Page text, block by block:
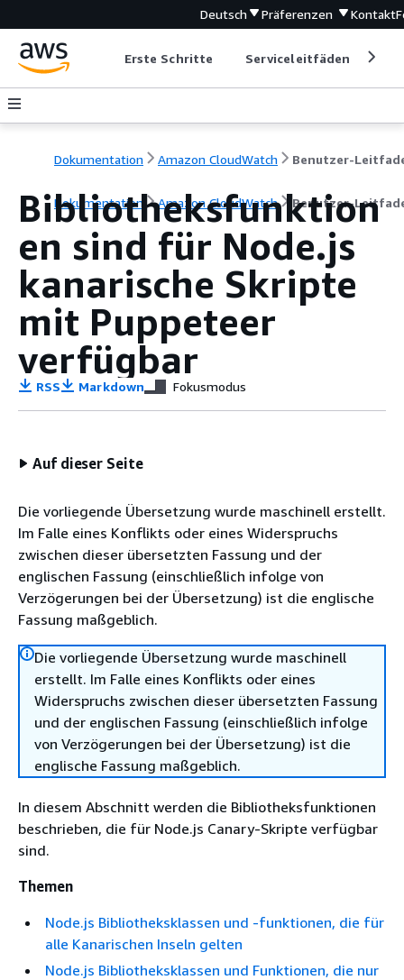
Deutsch Präferenzen Kontakt
Erste Schritte Serviceleitfäden
Dokumentation Amazon CloudWatch Benutzer-
Dokumentation Amazon CloudWatch Benutzer-
Bibliotheksfunktion
en sind für Node.js
kanarische Skripte
mit Puppeteer
verfügbar
RSS Markdown Fokusmodus
Auf dieser Seite
Die vorliegende Übersetzung wurde maschinell erstellt.
Im Falle eines Konflikts oder eines Widerspruchs
zwischen dieser übersetzten Fassung und der
englischen Fassung (einschließlich infolge von
Verzögerungen bei der Übersetzung) ist die englische
Fassung maßgeblich.
Die vorliegende Übersetzung wurde maschinell
erstellt. Im Falle eines Konflikts oder eines
Widerspruchs zwischen dieser übersetzten Fassung
und der englischen Fassung (einschließlich infolge
von Verzögerungen bei der Übersetzung) ist die
englische Fassung maßgeblich.
In diesem Abschnitt werden die Bibliotheksfunktionen
beschrieben, die für Node.js Canary-Skripte verfügbar
sind.
Themen
Node.js Bibliotheksklassen und -funktionen, die für
alle Kanarischen Inseln gelten
Node.js Bibliotheksklassen und Funktionen, die nur